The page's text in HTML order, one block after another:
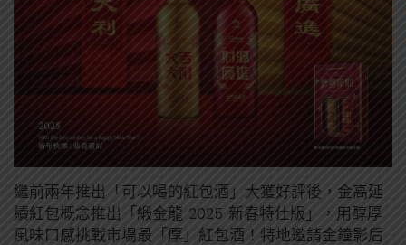
繼前兩年推出「可以喝的紅包酒」大獲好評後，金高延
續紅包概念推出「緞金龍 2025 新春特仕版」，用醇厚
風味口感挑戰市場最「厚」紅包酒！特地邀請金鐘影后